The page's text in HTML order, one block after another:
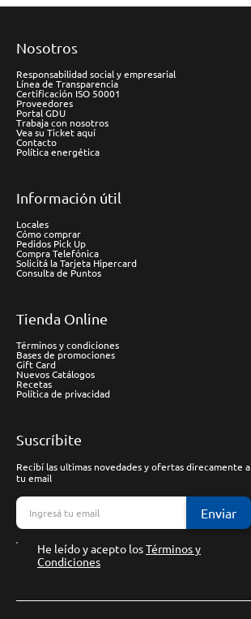
Nosotros
Responsabilidad social y empresarial
Línea de Transparencia
Certificación ISO 50001
Proveedores
Portal GDU
Trabaja con nosotros
Vea su Ticket aquí
Contacto
Política energética
Información útil
Locales
Cómo comprar
Pedidos Pick Up
Compra Telefónica
Solicitá la Tarjeta Hipercard
Consulta de Puntos
Tienda Online
Términos y condiciones
Bases de promociones
Gift Card
Nuevos Catálogos
Recetas
Política de privacidad
Suscríbite
Recibí las ultimas novedades y ofertas direcamente a
tu email
Enviar
He leído y acepto losTérminos y
Condiciones